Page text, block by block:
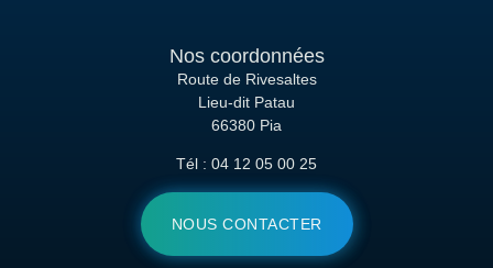
Nos coordonnées
Route de Rivesaltes
Lieu-dit Patau
66380 Pia
Tél : 04 12 05 00 25
NOUS CONTACTER